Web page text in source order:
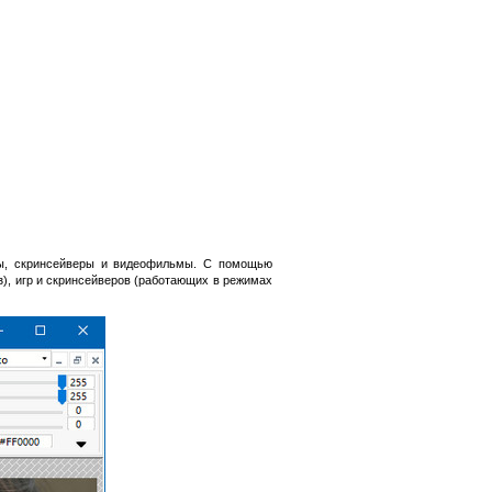
скринсейверы и видеофильмы. С помощью
игр и скринсейверов (работающих в режимах